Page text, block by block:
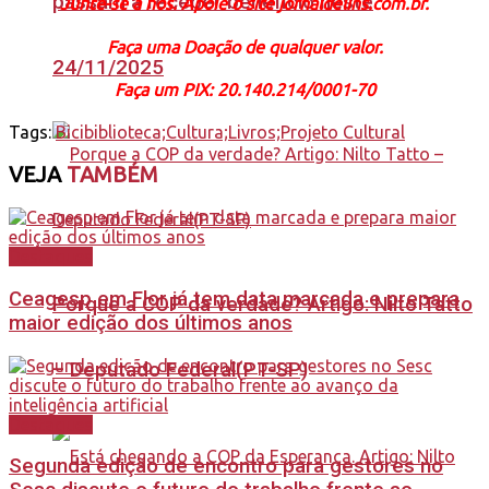
24/11/2025
Porque a COP da verdade? Artigo: Nilto Tatto
– Deputado Federal(PT-SP)
Faça uma Doação de qualquer valor.
Faça um PIX: 20.140.214/0001-70
Tags: Bicibiblioteca;Cultura;Livros;Projeto Cultural
VEJATAMBÉM
Ceagesp em Flor já tem data marcada e prepara
maior edição dos últimos anos
Segunda edição de encontro para gestores no